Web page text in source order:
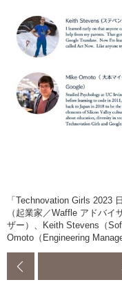
「Technovation Girls 2023
（起業家／Waffle アドバ
ザー）、Keith Stevens（
Omoto（Engineering